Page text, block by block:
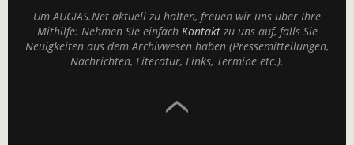
Um AUGIAS.Net aktuell zu halten, freuen wir uns über Ihre
Mithilfe: Nehmen Sie einfach Kontaktzu uns auf, falls Sie
Neuigkeiten aus dem Archivwesen haben (Pressemitteilungen,
Nachrichten, Literatur, Links, Termine etc.).